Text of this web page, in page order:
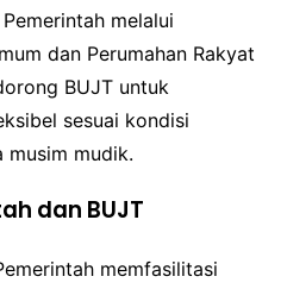
melalui
dan Perumahan Rakyat
BUJT untuk
sesuai kondisi
musim mudik.
dan BUJT
memfasilitasi